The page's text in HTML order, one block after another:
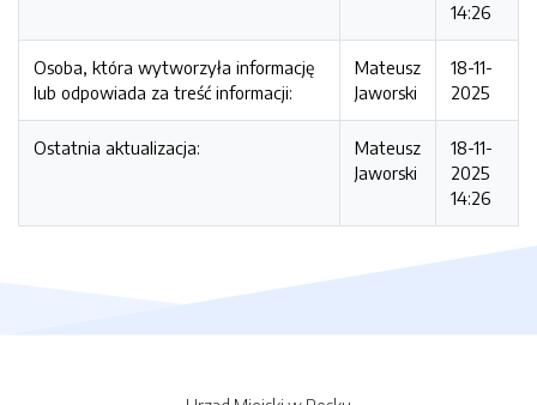
14:26
Osoba, która wytworzyła informację
lub odpowiada za treść informacji:
Mateusz
Jaworski
18-11-
2025
Ostatnia aktualizacja:
Mateusz
Jaworski
18-11-
2025
14:26